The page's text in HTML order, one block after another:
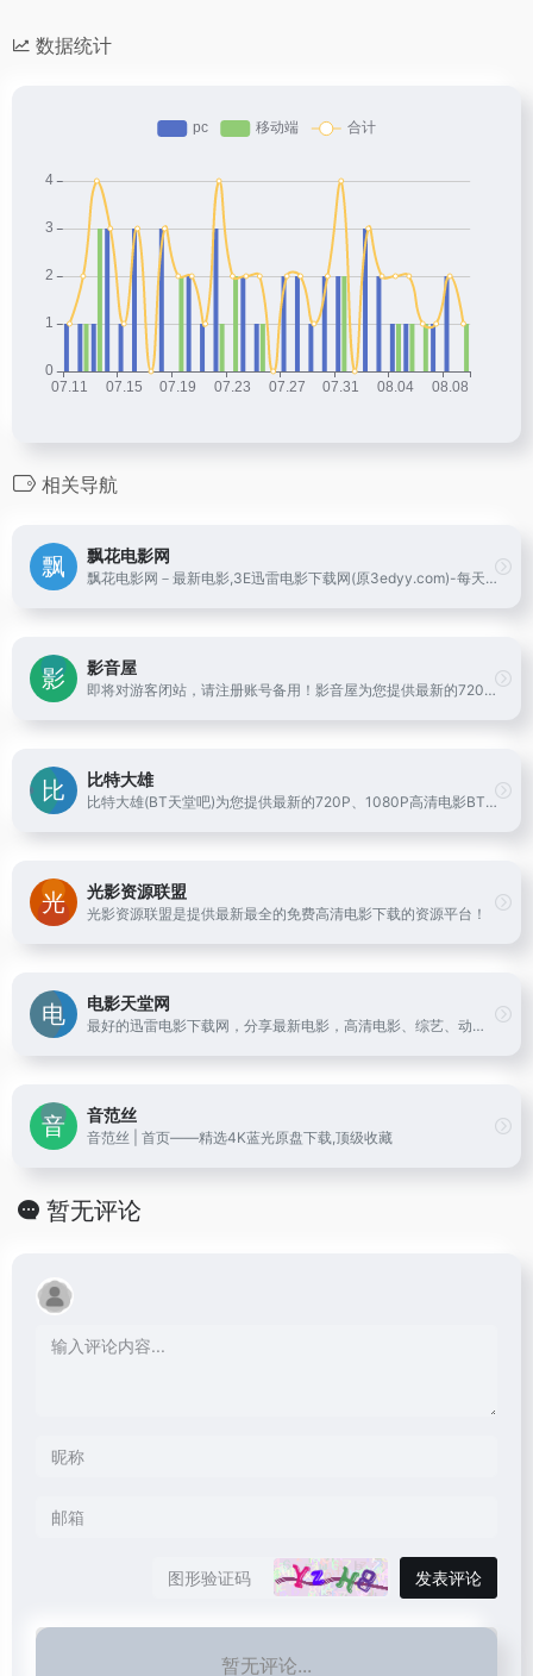
数据统计
相关导航
飘花电影网
飘花电影网－最新电影,3E迅雷电影下载网(原3edyy.com)-每天搜集最新迅雷免费电影下载。为使用迅雷软件的用户提供最新的免费电影下载、小电影下载、高清电影下载等服务。
影音屋
即将对游客闭站，请注册账号备用！影音屋为您提供最新的720P、1080P、2K、4K、原盘高清电影下载，内部交流社区，欢迎体验。影音屋，更多好电影待您发现！加入影音电报群加入影音企鹅群淘宝天猫漏洞单
比特大雄
比特大雄(BT天堂吧)为您提供最新的720P、1080P高清电影BT种子下载、热门美剧BT种子下载，本站所有电影BT种子无需注册即可免费下载，支持手机访问，欢迎体验。
光影资源联盟
光影资源联盟是提供最新最全的免费高清电影下载的资源平台！
电影天堂网
最好的迅雷电影下载网，分享最新电影，高清电影、综艺、动漫、电视剧等下载！
音范丝
音范丝 | 首页——精选4K蓝光原盘下载,顶级收藏
暂无评论
发表评论
暂无评论...